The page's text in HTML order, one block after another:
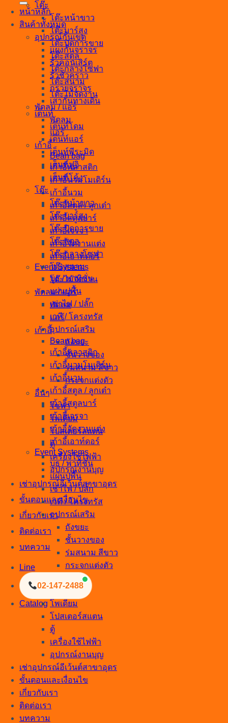
โต๊ะ
โต๊ะหน้าขาว
โต๊ะบาร์สูง
โต๊ะปิดการขาย
โต๊ะสตูล
โต๊ะกลางโซฟา
โต๊ะสนาม
โต๊ะไม้จัดงาน
พัดลม / แอร์
พัดลม
แอร์
เก้าอี้
Bean bag
เก้าอี้พลาสติก
เก้าอี้นวมโมเดิร์น
เก้าอี้นวม
เก้าอี้สตูล / ลูกเต๋า
เก้าอี้สตูลบาร์
เก้าอี้เจรจา
เก้าอี้จัดงานแต่ง
เก้าอี้เอาท์ดอร์
Event Systems
บูธ / พาทิชั่น
แผ่นปูพื้น
เช่าไฟ / ปลั๊ก
เวที / โครงทรัส
อุปกรณ์เสริม
ถังขยะ
ชั้นวางของ
ร่มสนาม สีขาว
กระจกแต่งตัว
อื่นๆ
โซฟา
โพเดียม
โปสเตอร์สแตน
ตู้
เครื่องใช้ไฟฟ้า
อุปกรณ์งานบุญ
เช่าอุปกรณ์อีเว้นต์สาขาอุดร
ขั้นตอนและเงื่อนไข
เกี่ยวกับเรา
ติดต่อเรา
บทความ
Line
02-147-2488
Catalog
หน้าหลัก
สินค้าทั้งหมด
อุปกรณ์กั้นเขต
แผงกั้นจราจร
รั้วคอนเสิร์ต
รั้วชั่วคราว
กรวยจราจร
เสากั้นทางเดิน
เต็นท์
เต็นท์โดม
เต็นท์แอร์
เต็นท์พีระมิด
เต็นท์ฟูจิ
เต็นท์โค้ง
โต๊ะ
โต๊ะหน้าขาว
โต๊ะบาร์สูง
โต๊ะปิดการขาย
โต๊ะสตูล
โต๊ะกลางโซฟา
โต๊ะสนาม
โต๊ะไม้จัดงาน
พัดลม / แอร์
พัดลม
แอร์
เก้าอี้
Bean bag
เก้าอี้พลาสติก
เก้าอี้นวมโมเดิร์น
เก้าอี้นวม
เก้าอี้สตูล / ลูกเต๋า
เก้าอี้สตูลบาร์
เก้าอี้เจรจา
เก้าอี้จัดงานแต่ง
เก้าอี้เอาท์ดอร์
Event Systems
บูธ / พาทิชั่น
แผ่นปูพื้น
เช่าไฟ / ปลั๊ก
เวที / โครงทรัส
อุปกรณ์เสริม
ถังขยะ
ชั้นวางของ
ร่มสนาม สีขาว
กระจกแต่งตัว
โซฟา
โพเดียม
โปสเตอร์สแตน
ตู้
เครื่องใช้ไฟฟ้า
อุปกรณ์งานบุญ
เช่าอุปกรณ์อีเว้นต์สาขาอุดร
ขั้นตอนและเงื่อนไข
เกี่ยวกับเรา
ติดต่อเรา
บทความ